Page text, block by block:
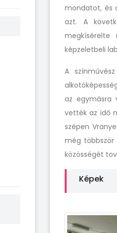
mondatot, és
azt. A
képzeletbeli
A
az egymásra
vették az idő
szépen
még többször
közösségét
Képek